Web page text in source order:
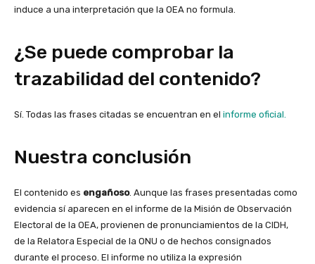
induce a una interpretación que la OEA no formula.
¿Se puede comprobar la
trazabilidad del contenido?
Sí. Todas las frases citadas se encuentran en el informe oficial.
Nuestra conclusión
El contenido es engañoso. Aunque las frases presentadas como
evidencia sí aparecen en el informe de la Misión de Observación
Electoral de la OEA, provienen de pronunciamientos de la CIDH,
de la Relatora Especial de la ONU o de hechos consignados
durante el proceso. El informe no utiliza la expresión